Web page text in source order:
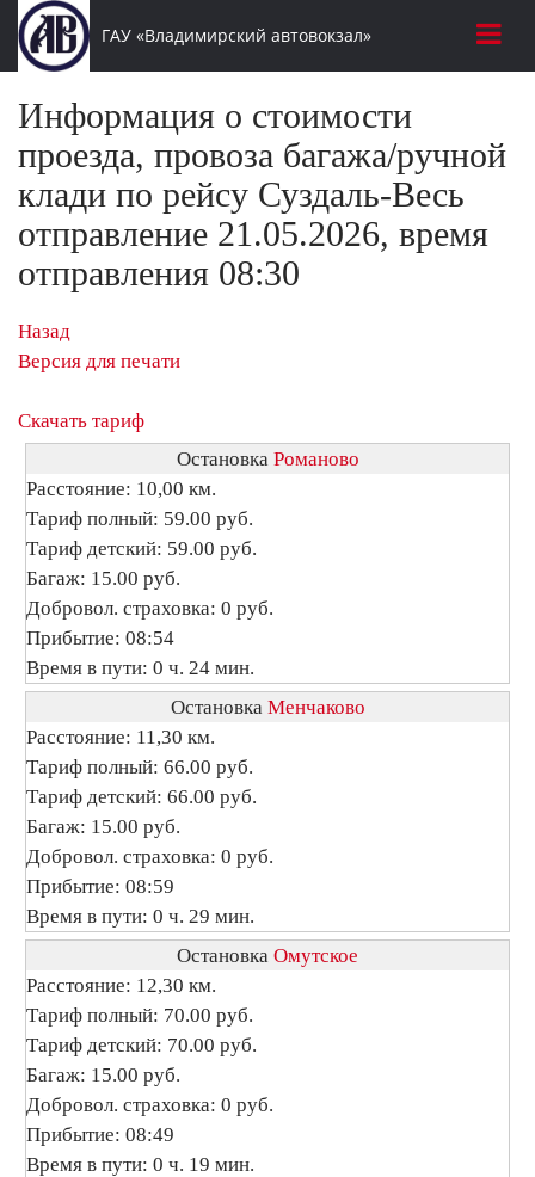
ГАУ «Владимирский автовокзал»
Информация о стоимости
проезда, провоза багажа/ручной
клади по рейсу Суздаль-Весь
отправление 21.05.2026, время
отправления 08:30
Назад
Версия для печати
Скачать тариф
Остановка Романово
Расстояние: 10,00 км.
Тариф полный: 59.00 руб.
Тариф детский: 59.00 руб.
Багаж: 15.00 руб.
Добровол. страховка: 0 руб.
Прибытие: 08:54
Время в пути: 0 ч. 24 мин.
Остановка Менчаково
Расстояние: 11,30 км.
Тариф полный: 66.00 руб.
Тариф детский: 66.00 руб.
Багаж: 15.00 руб.
Добровол. страховка: 0 руб.
Прибытие: 08:59
Время в пути: 0 ч. 29 мин.
Остановка Омутское
Расстояние: 12,30 км.
Тариф полный: 70.00 руб.
Тариф детский: 70.00 руб.
Багаж: 15.00 руб.
Добровол. страховка: 0 руб.
Прибытие: 08:49
Время в пути: 0 ч. 19 мин.